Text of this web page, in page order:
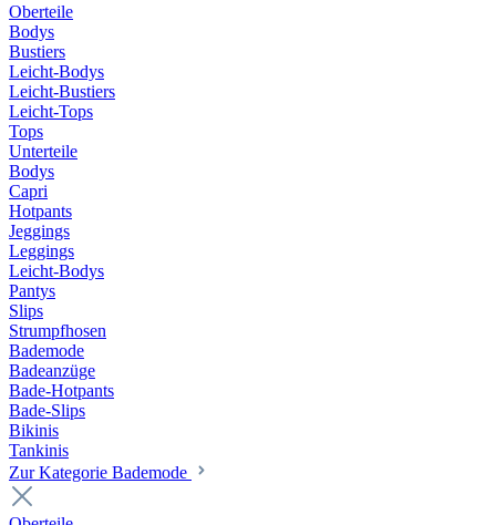
Oberteile
Bodys
Bustiers
Leicht-Bodys
Leicht-Bustiers
Leicht-Tops
Tops
Unterteile
Bodys
Capri
Hotpants
Jeggings
Leggings
Leicht-Bodys
Pantys
Slips
Strumpfhosen
Bademode
Badeanzüge
Bade-Hotpants
Bade-Slips
Bikinis
Tankinis
Zur Kategorie Bademode